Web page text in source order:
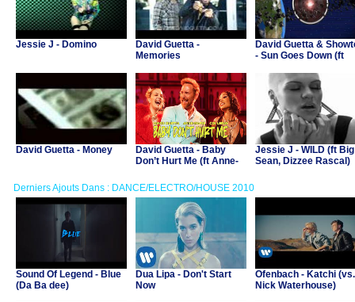
Jessie J - Domino
David Guetta -
Memories
David Guetta &
- Sun Goes Down (ft
David Guetta - Money
David Guetta - Baby
Don’t Hurt Me (ft Anne-
Jessie J - WILD (ft Big
Sean, Dizzee Rascal)
Derniers Ajouts Dans : DANCE/ELECTRO/HOUSE 2010
Sound Of Legend - Blue
(Da Ba dee)
Dua Lipa - Don't Start
Now
Ofenbach - Katchi (vs.
Nick Waterhouse)